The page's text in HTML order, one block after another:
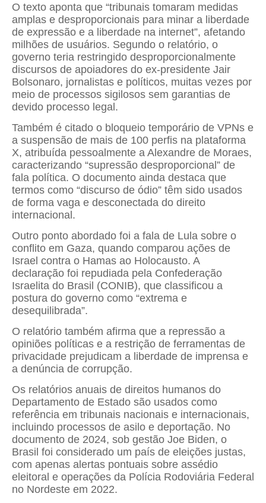
O texto aponta que “tribunais tomaram medidas
amplas e desproporcionais para minar a liberdade
de expressão e a liberdade na internet”, afetando
milhões de usuários. Segundo o relatório, o
governo teria restringido desproporcionalmente
discursos de apoiadores do ex-presidente Jair
Bolsonaro, jornalistas e políticos, muitas vezes por
meio de processos sigilosos sem garantias de
devido processo legal.
Também é citado o bloqueio temporário de VPNs e
a suspensão de mais de 100 perfis na plataforma
X, atribuída pessoalmente a Alexandre de Moraes,
caracterizando “supressão desproporcional” de
fala política. O documento ainda destaca que
termos como “discurso de ódio” têm sido usados
de forma vaga e desconectada do direito
internacional.
Outro ponto abordado foi a fala de Lula sobre o
conflito em Gaza, quando comparou ações de
Israel contra o Hamas ao Holocausto. A
declaração foi repudiada pela Confederação
Israelita do Brasil (CONIB), que classificou a
postura do governo como “extrema e
desequilibrada”.
O relatório também afirma que a repressão a
opiniões políticas e a restrição de ferramentas de
privacidade prejudicam a liberdade de imprensa e
a denúncia de corrupção.
Os relatórios anuais de direitos humanos do
Departamento de Estado são usados como
referência em tribunais nacionais e internacionais,
incluindo processos de asilo e deportação. No
documento de 2024, sob gestão Joe Biden, o
Brasil foi considerado um país de eleições justas,
com apenas alertas pontuais sobre assédio
eleitoral e operações da Polícia Rodoviária Federal
no Nordeste em 2022.